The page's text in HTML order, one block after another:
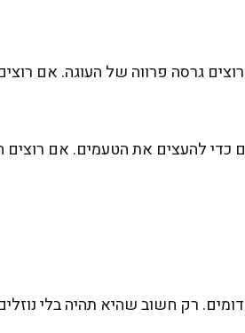
גרסה פרווה של העוגה. אם
להעצים את הטעמים. אם רוצים
רק חשוב שהיא תהיה בלי